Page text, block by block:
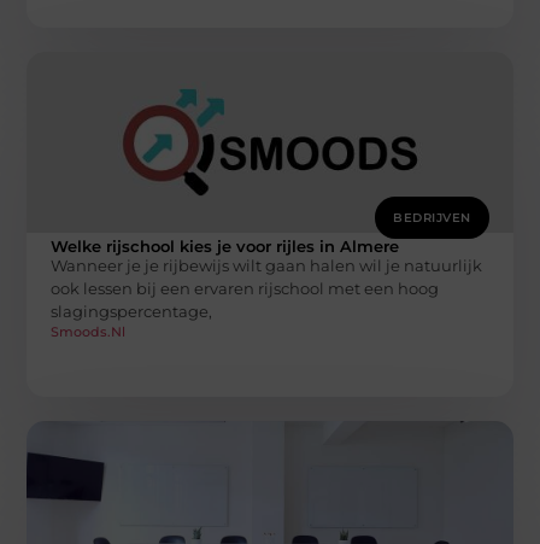
BEDRIJVEN
Welke rijschool kies je voor rijles in Almere
Wanneer je je rijbewijs wilt gaan halen wil je natuurlijk
ook lessen bij een ervaren rijschool met een hoog
slagingspercentage,
Smoods.nl